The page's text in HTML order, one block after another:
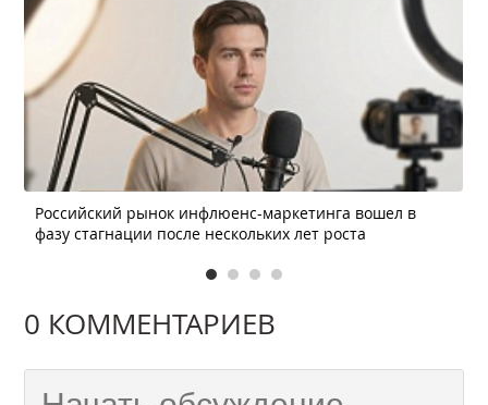
Российский рынок инфлюенс-маркетинга вошел в
фазу стагнации после нескольких лет роста
0 КОММЕНТАРИЕВ